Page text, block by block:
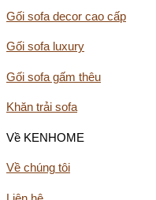
Gối sofa decor cao cấp
Gối sofa luxury
Gối sofa gấm thêu
Khăn trải sofa
Về KENHOME
Về chúng tôi